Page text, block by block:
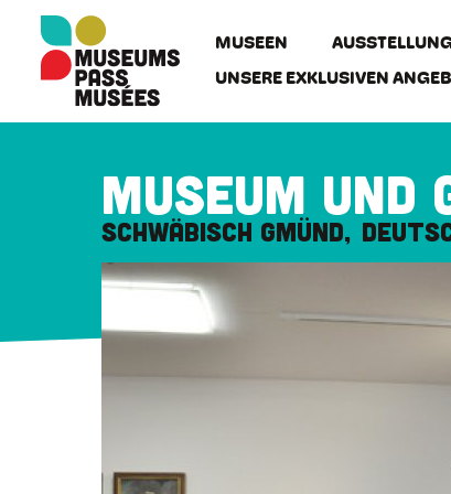
Direkt
Inhalt
MUSEEN
UNSERE EXKLUSIVEN
Museum
Schwäbisch Gmünd
Cookie-Einstellungen